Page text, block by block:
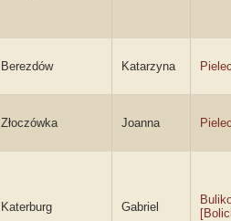
Berezdów Katarzyna
Złoczówka Joanna
Katerburg Gabriel